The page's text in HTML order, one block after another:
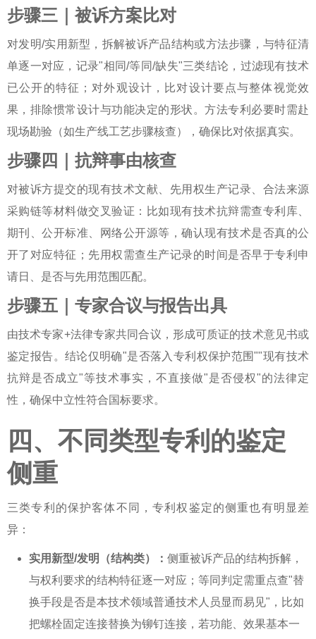
步骤三｜被诉方案比对
对发明/实用新型，拆解被诉产品结构或方法步骤，与特征清
单逐一对应，记录"相同/等同/缺失"三类结论，过滤现有技术
已公开的特征；对外观设计，比对设计要点与整体视觉效
果，排除惯常设计与功能决定的形状。方法专利必要时需赴
现场勘验（如生产线工艺步骤核查），确保比对依据真实。
步骤四｜抗辩事由核查
对被诉方提交的现有技术文献、先用权生产记录、合法来源
采购链等材料做交叉验证：比如现有技术抗辩需查专利库、
期刊、公开标准、网络公开源等，确认现有技术是否真的公
开了对应特征；先用权需查生产记录的时间是否早于专利申
请日、是否与先用范围匹配。
步骤五｜专家合议与报告出具
由技术专家+法律专家共同合议，形成可质证的技术意见书或
鉴定报告。结论仅明确"是否落入专利权保护范围""现有技术
抗辩是否成立"等技术事实，不直接做"是否侵权"的法律定
性，确保中立性符合国标要求。
四、不同类型专利的鉴定
侧重
三类专利的保护客体不同， 专利权鉴定的侧重也有明显差
异：
实用新型/发明（结构类）：侧重被诉产品的结构拆解，
与权利要求的结构特征逐一对应；等同判定需重点查"替
换手段是否是本技术领域普通技术人员显而易见"，比如
把螺栓固定连接替换为铆钉连接，若功能、效果基本一